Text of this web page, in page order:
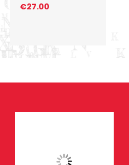
€27.00